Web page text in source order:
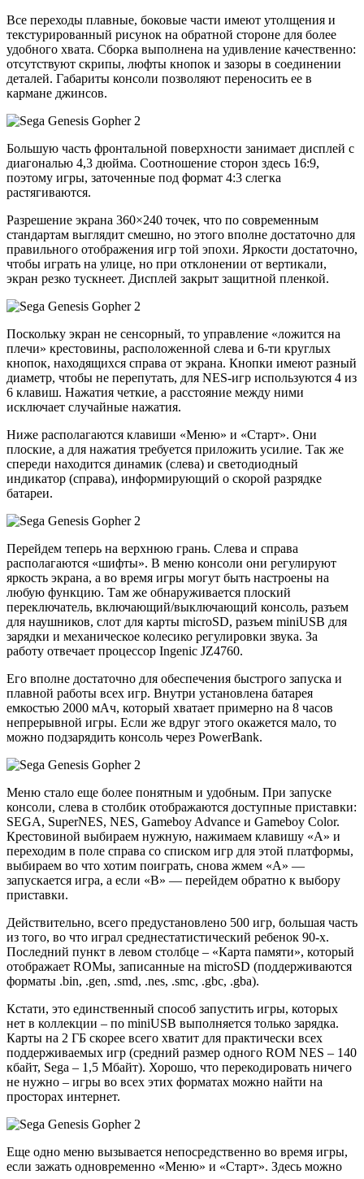
Все переходы плавные, боковые части имеют утолщения и
текстурированный рисунок на обратной стороне для более
удобного хвата. Сборка выполнена на удивление качественно:
отсутствуют скрипы, люфты кнопок и зазоры в соединении
деталей. Габариты консоли позволяют переносить ее в
кармане джинсов.
Большую часть фронтальной поверхности занимает дисплей с
диагональю 4,3 дюйма. Соотношение сторон здесь 16:9,
поэтому игры, заточенные под формат 4:3 слегка
растягиваются.
Разрешение экрана 360×240 точек, что по современным
стандартам выглядит смешно, но этого вполне достаточно для
правильного отображения игр той эпохи. Яркости достаточно,
чтобы играть на улице, но при отклонении от вертикали,
экран резко тускнеет. Дисплей закрыт защитной пленкой.
Поскольку экран не сенсорный, то управление «ложится на
плечи» крестовины, расположенной слева и 6-ти круглых
кнопок, находящихся справа от экрана. Кнопки имеют разный
диаметр, чтобы не перепутать, для NES-игр используются 4 из
6 клавиш. Нажатия четкие, а расстояние между ними
исключает случайные нажатия.
Ниже располагаются клавиши «Меню» и «Старт». Они
плоские, а для нажатия требуется приложить усилие. Так же
спереди находится динамик (слева) и светодиодный
индикатор (справа), информирующий о скорой разрядке
батареи.
Перейдем теперь на верхнюю грань. Слева и справа
располагаются «шифты». В меню консоли они регулируют
яркость экрана, а во время игры могут быть настроены на
любую функцию. Там же обнаруживается плоский
переключатель, включающий/выключающий консоль, разъем
для наушников, слот для карты microSD, разъем miniUSB для
зарядки и механическое колесико регулировки звука. За
работу отвечает процессор Ingenic JZ4760.
Его вполне достаточно для обеспечения быстрого запуска и
плавной работы всех игр. Внутри установлена батарея
емкостью 2000 мАч, который хватает примерно на 8 часов
непрерывной игры. Если же вдруг этого окажется мало, то
можно подзарядить консоль через PowerBank.
Меню стало еще более понятным и удобным. При запуске
консоли, слева в столбик отображаются доступные приставки:
SEGA, SuperNES, NES, Gameboy Advance и Gameboy Color.
Крестовиной выбираем нужную, нажимаем клавишу «A» и
переходим в поле справа со списком игр для этой платформы,
выбираем во что хотим поиграть, снова жмем «A» —
запускается игра, а если «B» — перейдем обратно к выбору
приставки.
Действительно, всего предустановлено 500 игр, большая часть
из того, во что играл среднестатистический ребенок 90-х.
Последний пункт в левом столбце – «Карта памяти», который
отображает ROMы, записанные на microSD (поддерживаются
форматы .bin, .gen, .smd, .nes, .smc, .gbc, .gba).
Кстати, это единственный способ запустить игры, которых
нет в коллекции – по miniUSB выполняется только зарядка.
Карты на 2 ГБ скорее всего хватит для практически всех
поддерживаемых игр (средний размер одного ROM NES – 140
кбайт, Sega – 1,5 Мбайт). Хорошо, что перекодировать ничего
не нужно – игры во всех этих форматах можно найти на
просторах интернет.
Еще одно меню вызывается непосредственно во время игры,
если зажать одновременно «Меню» и «Старт». Здесь можно